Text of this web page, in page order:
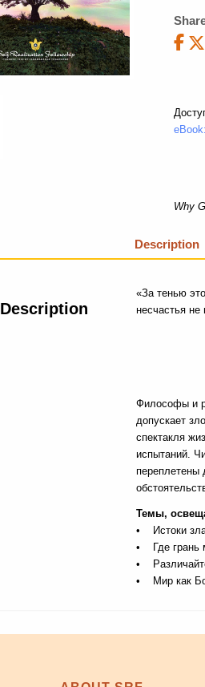
Why
Description
Description
«За тенью
несчастья не
Философы и
допускает
спектакля
испытаний.
переплетены
Темы,
• Истоки
• Где грань
•
• Мир как